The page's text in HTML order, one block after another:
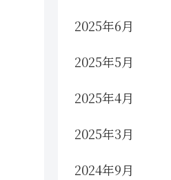
2025年6月
2025年5月
2025年4月
2025年3月
2024年9月